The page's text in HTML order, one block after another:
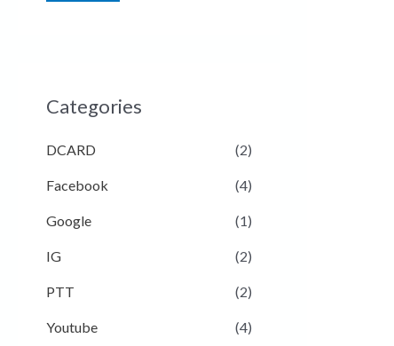
Categories
DCARD (2)
Facebook (4)
Google (1)
IG (2)
PTT (2)
Youtube (4)